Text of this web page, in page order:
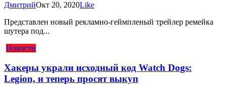
ДмитрийОкт 20, 2020Like
Представлен новый рекламно-геймпленый трейлер ремейка
шутера под...
Новости
Хакеры украли исходный код Watch Dogs:
Legion, и теперь просят выкуп